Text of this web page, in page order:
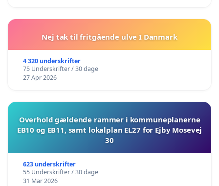
Nej tak til fritgående ulve I Danmark
4 320 underskrifter
75 Underskrifter / 30 dage
27 Apr 2026
Overhold gældende rammer i kommuneplanerne
EB10 og EB11, samt lokalplan EL27 for Ejby Mosevej
30
623 underskrifter
55 Underskrifter / 30 dage
31 Mar 2026